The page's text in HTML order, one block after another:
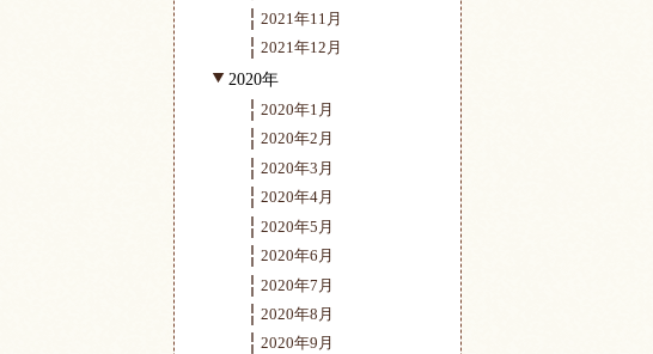
2021年11月
2021年12月
2020年
2020年1月
2020年2月
2020年3月
2020年4月
2020年5月
2020年6月
2020年7月
2020年8月
2020年9月